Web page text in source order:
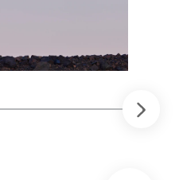
limpieza submarina y